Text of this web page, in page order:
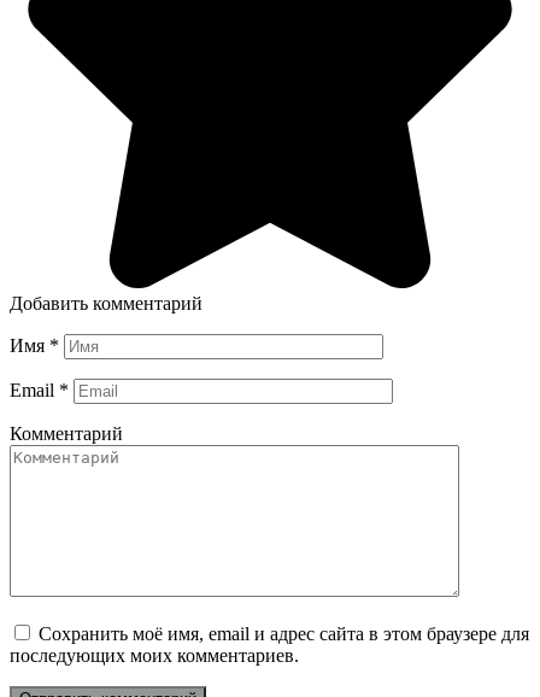
Добавить комментарий
Имя *
Email *
Комментарий
Сохранить моё имя, email и адрес сайта в этом браузере для
последующих моих комментариев.